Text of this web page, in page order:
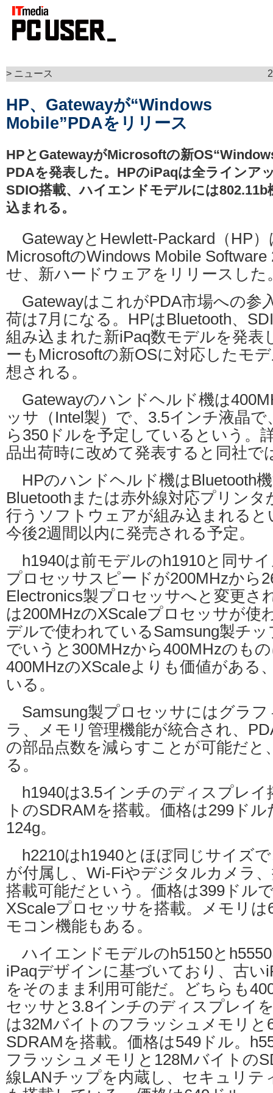
> ニュース
HP、Gatewayが“Windows
Mobile”PDAをリリース
HPとGatewayがMicrosoftの新
PDAを発表した。HPのiPaqは全ラインア
SDIO搭載、ハイエンドモデルには802.11b
込まれる。
GatewayとHewlett-Packard（HP）
MicrosoftのWindows Mobile
せ、新ハードウェアをリリースした
GatewayはこれがPDA市場への参
荷は7月になる。HPはBluetooth、
組み込まれた新iPaq数モデルを発表
ーもMicrosoftの新OSに対応したモ
想される。
Gatewayのハンドヘルド機は
ッサ（Intel製）で、3.5インチ液晶
ら350ドルを予定しているという。
品出荷時に改めて発表すると同社で
HPのハンドヘルド機はBluetooth
Bluetoothまたは赤外線対応プリン
行うソフトウェアが組み込まれる
今後2週間以内に発売される予定。
h1940は前モデルのh1910と同サ
プロセッサスピードが200MHzから
Electronics製プロセッサへと変更さ
は200MHzのXScaleプロセッサが使
デルで使われているSamsung製チ
でいうと300MHzから400MHzのも
400MHzのXScaleよりも価値がある
いる。
Samsung製プロセッサにはグラ
ラ、メモリ管理機能が統合され、
の部品点数を減らすことが可能だと
る。
h1940は3.5インチのディスプレイ
トのSDRAMを搭載。価格は299ド
124g。
h2210はh1940とほぼ同じサイズ
が付属し、Wi-Fiやデジタルカメラ
搭載可能だという。価格は399ドル
XScaleプロセッサを搭載。メモリ
モコン機能もある。
ハイエンドモデルのh5150と
iPaqデザインに基づいており、古い
をそのまま利用可能だ。どちらも
セッサと3.8インチのディスプレイ
は32Mバイトのフラッシュメモリと
SDRAMを搭載。価格は549ドル。
フラッシュメモリと128Mバイトの
線LANチップを内蔵し、セキュリテ